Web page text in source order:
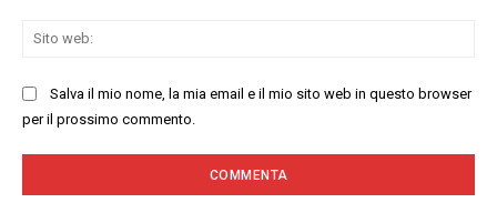
Salva il mio nome, la mia email e il mio sito web in questo browser
per il prossimo commento.